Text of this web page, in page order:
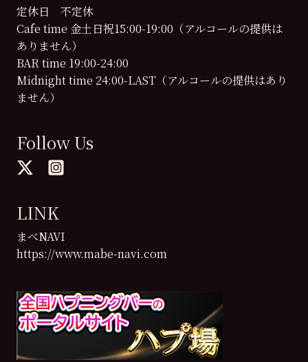
定休日 不定休
Cafe time 金土日祝15:00-19:00（アルコールの提供は
ありません）
BAR time 19:00-24:00
Midnight time 24:00-LAST（アルコールの提供はあり
ません）
Follow Us
LINK
まべNAVI
https://www.mabe-navi.com